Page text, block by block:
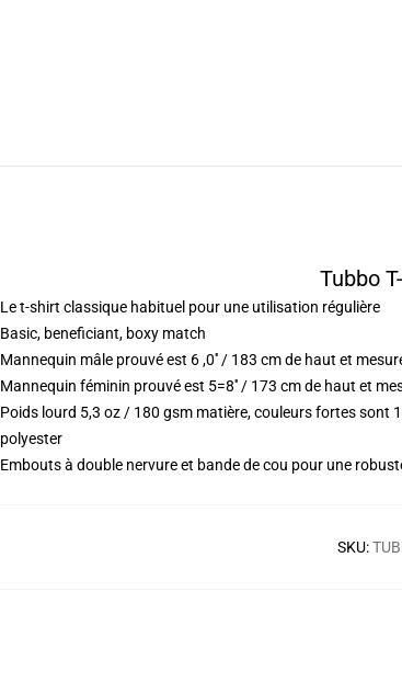
Tubbo
Le t-shirt classique habituel pour une utilisation régulière
Basic, beneficiant, boxy match
Mannequin mâle prouvé est 6 ,0′′ / 183 cm de haut et
Mannequin féminin prouvé est 5=8′′ / 173 cm de haut et
Poids lourd 5,3 oz / 180 gsm matière, couleurs fortes sont
polyester
Embouts à double nervure et bande de cou pour une
SKU: